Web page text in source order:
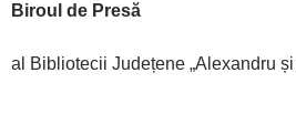
Biroul de Presă
al Bibliotecii Județene „Alexandru și